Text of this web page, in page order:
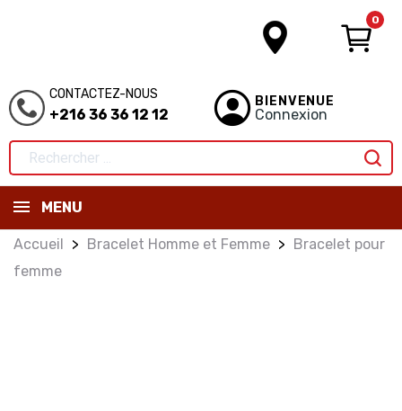
0
CONTACTEZ-NOUS
+216 36 36 12 12
BIENVENUE
Connexion
MENU
Accueil Bracelet Homme et Femme
Bracelet pour
femme